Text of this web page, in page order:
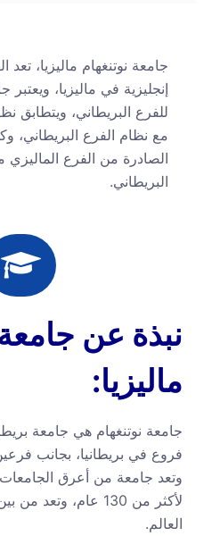
جامعة نوتنغهام ماليزيا، تعد
إنجليزية في ماليزيا،
للفرع البريطاني، ويتطابق
مع نظام الفرع البريطاني،
الصادرة من الفرع
البريطاني.
نبذة عن جامعة
ماليزيا:
جامعة نوتنغهام هي جامعة
فروع في بريطانيا، بجانب
وتعد جامعة من أعرق
العالم.